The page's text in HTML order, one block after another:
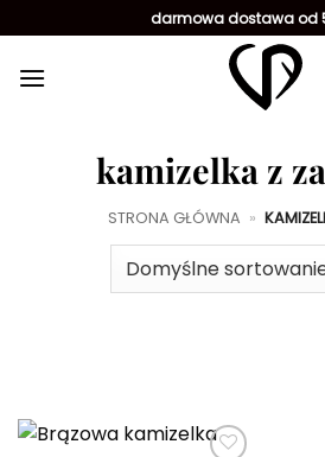
do
zawartości
darmowa dostawa od
kamizelka z
STRONA GŁÓWNA »